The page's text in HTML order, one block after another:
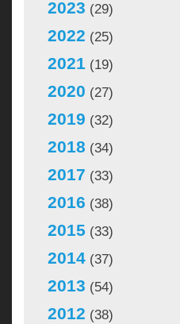
2023 (29)
2022 (25)
2021 (19)
2020 (27)
2019 (32)
2018 (34)
2017 (33)
2016 (38)
2015 (33)
2014 (37)
2013 (54)
2012 (38)